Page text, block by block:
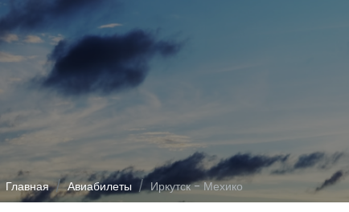
Главная Авиабилеты Иркутск - Мехико